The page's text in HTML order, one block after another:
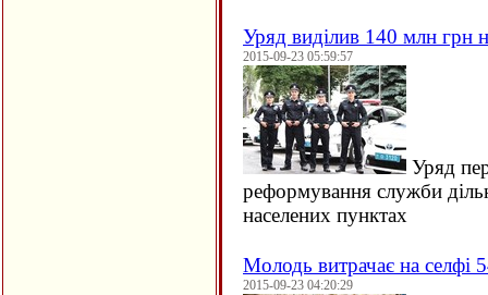
Уряд виділив 140 млн грн
2015-09-23 05:59:57
Уряд
реформування служби
населених пунктах
Молодь витрачає на селфі
2015-09-23 04:20:29